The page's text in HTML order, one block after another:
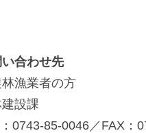
合わせ先
漁業者の方
設課
0743-85-0046／FAX：